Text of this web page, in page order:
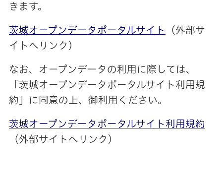
きます。
茨城オープンデータポータルサイト
（外部サ
イトへリンク）
なお、オープンデータの利用に際しては、
「茨城オープンデータポータルサイト利用規
約」に同意の上、御利用ください。
茨城オープンデータポータルサイト利用規約
（外部サイトへリンク）